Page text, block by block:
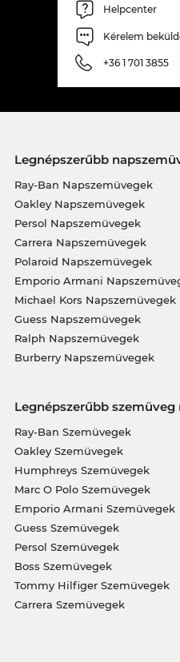
Helpcenter
Kérelem
+36 1 701 3855
Legnépszerűbb
Ray-Ban Napszemüvegek
Oakley Napszemüvegek
Persol Napszemüvegek
Carrera Napszemüvegek
Polaroid Napszemüvegek
Emporio Armani
Michael Kors Napszemüvegek
Guess Napszemüvegek
Ralph Napszemüvegek
Burberry Napszemüvegek
Legnépszerűbb
Ray-Ban Szemüvegek
Oakley Szemüvegek
Humphreys Szemüvegek
Marc O Polo Szemüvegek
Emporio Armani Szemüvegek
Guess Szemüvegek
Persol Szemüvegek
Boss Szemüvegek
Tommy Hilfiger Szemüvegek
Carrera Szemüvegek